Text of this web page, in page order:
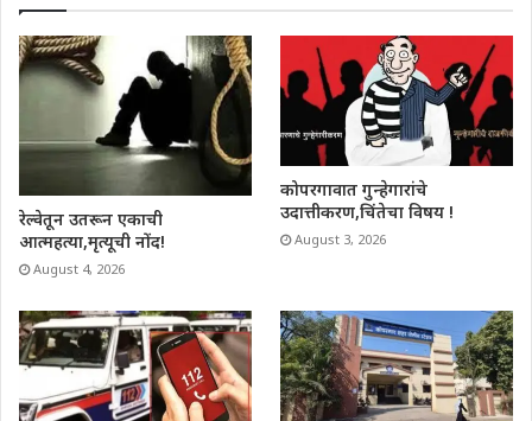
रेल्वेतून उतरून एकाची
आत्महत्या,मृत्यूची नोंद!
August 4, 2026
कोपरगावात गुन्हेगारांचे
उदात्तीकरण,चिंतेचा विषय !
August 3, 2026